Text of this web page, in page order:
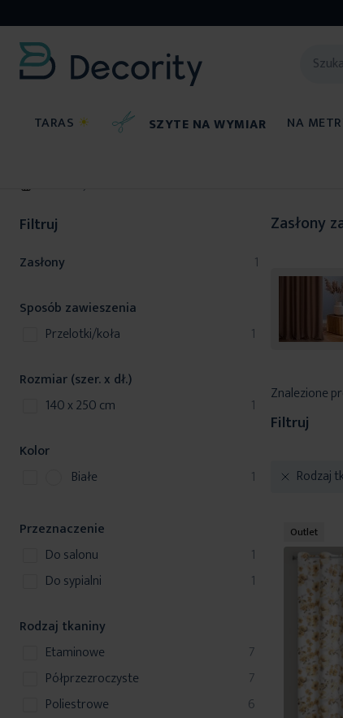
TARAS ☀ SZYTE NA WYMIAR NA
Zasłony
Zasłony
Znalezione
Filtruj
Rodzaj
Outlet
Filtruj
Zasłony 1produkt
Sposób zawieszenia
przelotki/koła
1produkt
Rozmiar (szer. x dł.)
140 x 250 cm
1produkt
Kolor
Białe
1
p
d
u
k
t
Przeznaczenie
do salonu
1produkt
do sypialni
1produkt
Rodzaj tkaniny
etaminowe
7
produkty
półprzezroczyste
7
produkty
poliestrowe
6
produkty